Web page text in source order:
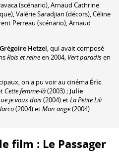
(scénario),Arnaud Cathrine
,Valérie Saradjian (décors),Céline
Perreau (scénario),Arnaud
Grégoire Hetzel, qui avait composé
Rois et reineen 2004, Vert paradisen
on a pu voir au cinéma Éric
Cette femme-là(2003) ; Julie
je vous dois(2004) etLa Petite Lili
(2004) etMon ange(2004).
film : Le Passager